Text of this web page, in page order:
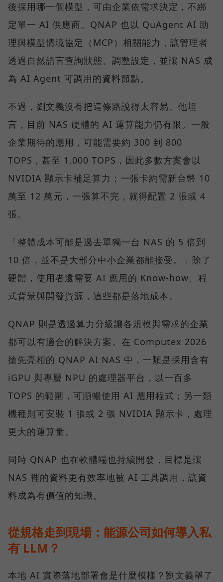
後採用哪一個模型，可由企業依需求決定，不綁
定單一 AI 供應商。QNAP 也以 QuAgent AI 助
理與模型情境協定（MCP）相關能力，讓管理者
透過自然語言查詢狀態、調整設定，並讓 NAS 成
為 AI Agent 可調用的資料節點。
不過，劉文義沒有把這條路說得太容易。他坦
言，目前 NAS 硬體的 AI 運算能力仍有限。一般
企業期待的應用，可能需要約 300 到 800
TOPS，甚至 1,000 TOPS，因此多數方案會以
NVIDIA 顯示卡補足算力；一張卡約需新台幣 10
萬至 12 萬元，一張算不完，就得配置 2 張或 4
張。
「整體成本可能是過去單獨一台 NAS 的 5 倍到
10 倍，並不是大部分中小企業都能接受。」除了
硬體，使用者還需要 AI 應用的 Know-how、程
式背景與開發資源，這些都是落地成本。
QNAP 則是透過算力分級讓各規模與需求的企業
都可以有適合的解決方案。在 Computex 2026
搶先亮相的 QNAP AI NAS 中，一類是採用含有
iGPU 與專屬 NPU 的處理器平台，以一百多
TOPS 的範圍，可順暢使用 AI 應用程式；另一類
機種則可安裝 1 張或 2 張 NVIDIA 顯示卡，處理
更大的運算量。
同時 QNAP 也在軟體端也持續開發，目標是讓
NAS 裡的資料更有效率地被 AI 工具調用，讓資
料成為有價值的知識。
從規格走到現場：能源公司如何導入私
有 LLM？
本地 AI 實際落地部署會是什麼模樣？劉文義舉了